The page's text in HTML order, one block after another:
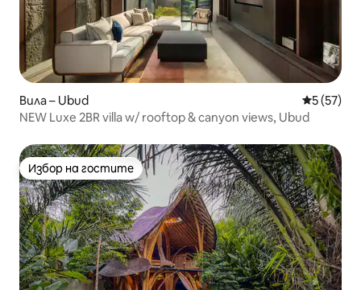
Вила – Ubud Средна
5 (57)
NEW Luxe 2BR villa w/ rooftop & canyon views, Ubud
Избор на гостите
Избор на гостите